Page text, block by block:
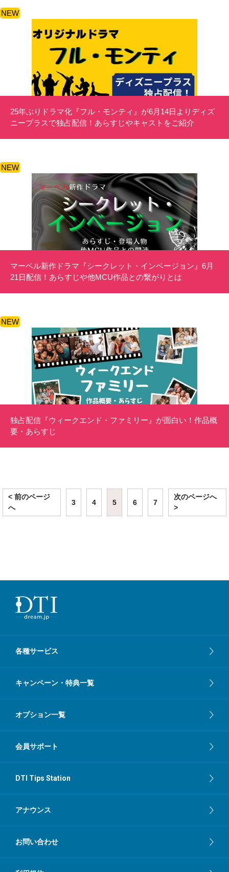
NEW
25年ぶりドラマ化『フル・モンティ』が6月14日よりディズ
ニープラスで独占配信！あらすじやキャストをご紹介
NEW
マーベル新作ドラマ『シークレット・インベージョン』6月
21日配信！あらすじや他MCU作品との繋がりとは
NEW
独占配信『ウィークエンド・ファミリー』が面白い！作品概
要・あらすじ
< 前のページ
へ
3 4 5 6 7
次のページへ
>
各種サービス
キャンペーン・特典一覧
オプション一覧
会員サポート
DTI Tips Station
アナウンス
お問い合わせ